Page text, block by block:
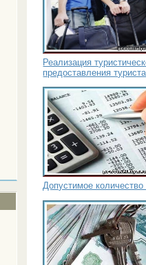
Реализация
предоставления
Допустимое